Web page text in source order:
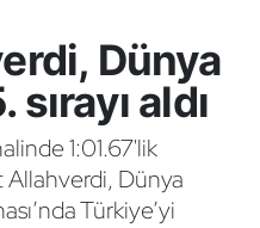
Dünya
aldı
1:01.67'lik
Allahverdi, Dünya
Türkiye’yi